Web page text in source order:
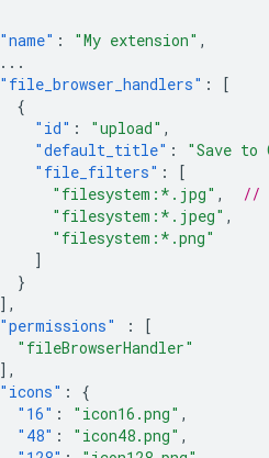
"name" : "My extension" ,
...
"file_browser_handlers" :
[
{
"id" : "upload" ,
"default_title" : "Save to
"file_filters" :
[
"filesystem:*.jpg" ,
//
"filesystem:*.jpeg" ,
"filesystem:*.png"
]
}
],
"permissions"
:
[
"fileBrowserHandler"
],
"icons" :
{
"16" : "icon16.png" ,
"48" : "icon48.png" ,